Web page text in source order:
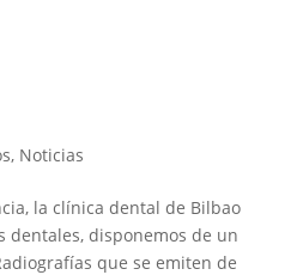
, Noticias
la clínica dental de Bilbao
dentales, disponemos de un
que se emiten de